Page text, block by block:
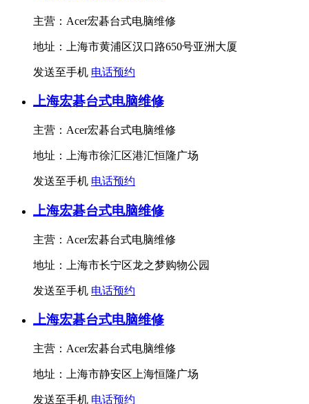
主营：Acer宏碁台式电脑维修
地址：上海市黄浦区汉口路650号亚洲大厦
发送至手机 电话预约
上海宏碁台式电脑维修
主营：Acer宏碁台式电脑维修
地址：上海市徐汇区港汇恒隆广场
发送至手机 电话预约
上海宏碁台式电脑维修
主营：Acer宏碁台式电脑维修
地址：上海市长宁区龙之梦购物公园
发送至手机 电话预约
上海宏碁台式电脑维修
主营：Acer宏碁台式电脑维修
地址：上海市静安区上海恒隆广场
发送至手机 电话预约